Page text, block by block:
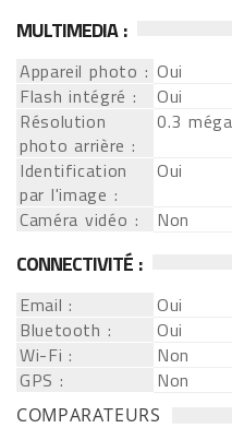
MULTIMEDIA :
Appareil photo : Oui
Flash intégré :
Oui
Résolution
photo arrière :
0.3
Identification
par l'image :
Oui
Caméra vidéo :
Non
CONNECTIVITÉ :
Email :
Oui
Bluetooth :
Oui
Wi-Fi :
Non
GPS :
Non
COMPARATEURS